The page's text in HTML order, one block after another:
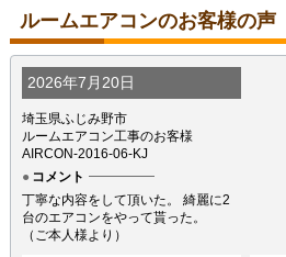
ルームエアコンのお客様の声
2026年7月20日
埼玉県ふじみ野市
ルームエアコン工事のお客様
AIRCON-2016-06-KJ
コメント
丁寧な内容をして頂いた。 綺麗に2
台のエアコンをやって貰った。
（ご本人様より）